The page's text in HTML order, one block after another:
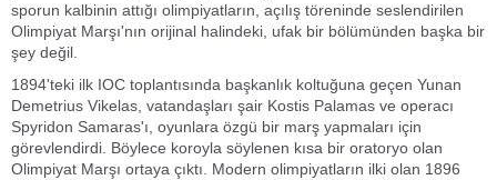
sporun kalbinin attığı olimpiyatların, açılış töreninde seslendirilen
Olimpiyat Marşı'nın orijinal halindeki, ufak bir bölümünden başka bir
şey değil.
1894'teki ilk IOC toplantısında başkanlık koltuğuna geçen Yunan
Demetrius Vikelas, vatandaşları şair Kostis Palamas ve operacı
Spyridon Samaras'ı, oyunlara özgü bir marş yapmaları için
görevlendirdi. Böylece koroyla söylenen kısa bir oratoryo olan
Olimpiyat Marşı ortaya çıktı. Modern olimpiyatların ilki olan 1896